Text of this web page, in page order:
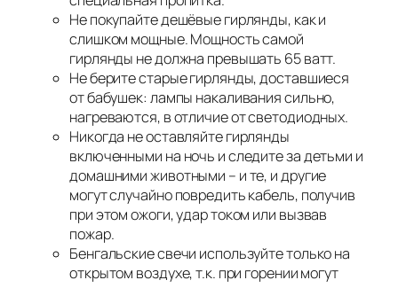
Не покупайте дешёвые гирлянды, как и
слишком мощные. Мощность самой
гирлянды не должна превышать 65 ватт.
Не берите старые гирлянды, доставшиеся
от бабушек: лампы накаливания сильно,
нагреваются, в отличие от светодиодных.
Никогда не оставляйте гирлянды
включенными на ночь и следите за детьми и
домашними животными – и те, и другие
могут случайно повредить кабель, получив
при этом ожоги, удар током или вызвав
пожар.
Бенгальские свечи используйте только на
открытом воздухе, т.к. при горении могут